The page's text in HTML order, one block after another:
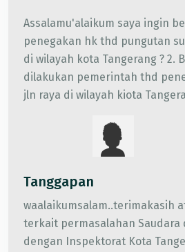
Assalamu'alaikum saya ingin
penegakan hk thd pungutan
di wilayah kota Tangerang ? 2.
dilakukan pemerintah thd
jln raya di wilayah kiota
Tanggapan
waalaikumsalam..terimakasih
terkait permasalahan
dengan Inspektorat Kota